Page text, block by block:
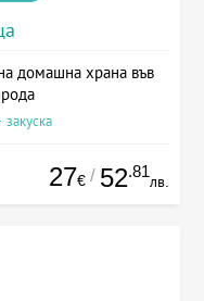
домашна храна във
27€ / 52.81
лв.